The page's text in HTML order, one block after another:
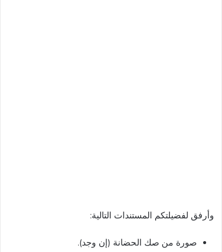
وأرفق لفضيلتكم المستندات التالية:
صورة من صك الحضانة (إن وجد).